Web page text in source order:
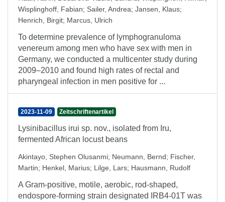
Wisplinghoff, Fabian; Sailer, Andrea; Jansen, Klaus;
Henrich, Birgit; Marcus, Ulrich
To determine prevalence of lymphogranuloma
venereum among men who have sex with men in
Germany, we conducted a multicenter study during
2009–2010 and found high rates of rectal and
pharyngeal infection in men positive for ...
2023-11-09 Zeitschriftenartikel
Lysinibacillus irui sp. nov., isolated from Iru,
fermented African locust beans
Akintayo, Stephen Olusanmi; Neumann, Bernd; Fischer,
Martin; Henkel, Marius; Lilge, Lars; Hausmann, Rudolf
A Gram-positive, motile, aerobic, rod-shaped,
endospore-forming strain designated IRB4-01T was